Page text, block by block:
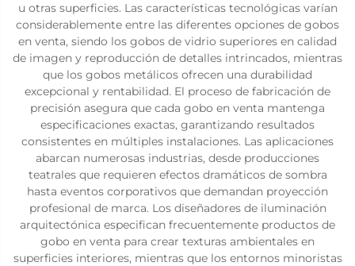
u otras superficies. Las características tecnológicas varían
considerablemente entre las diferentes opciones de gobos
en venta, siendo los gobos de vidrio superiores en calidad
de imagen y reproducción de detalles intrincados, mientras
que los gobos metálicos ofrecen una durabilidad
excepcional y rentabilidad. El proceso de fabricación de
precisión asegura que cada gobo en venta mantenga
especificaciones exactas, garantizando resultados
consistentes en múltiples instalaciones. Las aplicaciones
abarcan numerosas industrias, desde producciones
teatrales que requieren efectos dramáticos de sombra
hasta eventos corporativos que demandan proyección
profesional de marca. Los diseñadores de iluminación
arquitectónica especifican frecuentemente productos de
gobo en venta para crear texturas ambientales en
superficies interiores, mientras que los entornos minoristas